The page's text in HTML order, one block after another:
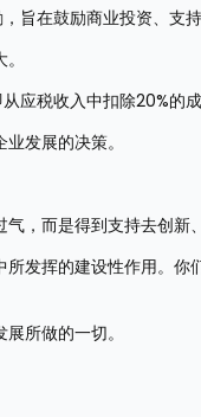
旨在鼓励商业投资、支
应税收入中扣除20%的成
发展的决策。
，而是得到支持去创新
发挥的建设性作用。你
所做的一切。